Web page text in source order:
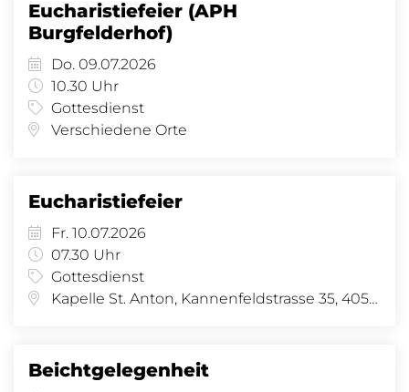
Eucharistiefeier (APH
Burgfelderhof)
Do. 09.07.2026
10.30 Uhr
Gottesdienst
Verschiedene Orte
Eucharistiefeier
Fr. 10.07.2026
07.30 Uhr
Gottesdienst
Kapelle St. Anton, Kannenfeldstrasse 35, 4056 Basel
Beichtgelegenheit